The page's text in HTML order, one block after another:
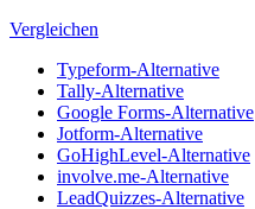
Vergleichen
Typeform-Alternative
Tally-Alternative
Google Forms-Alternative
Jotform-Alternative
GoHighLevel-Alternative
involve.me-Alternative
LeadQuizzes-Alternative